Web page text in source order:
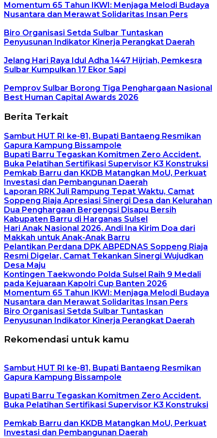
Momentum 65 Tahun IKWI: Menjaga Melodi Budaya
Nusantara dan Merawat Solidaritas Insan Pers
Biro Organisasi Setda Sulbar Tuntaskan
Penyusunan Indikator Kinerja Perangkat Daerah
Jelang Hari Raya Idul Adha 1447 Hijriah, Pemkesra
Sulbar Kumpulkan 17 Ekor Sapi
Pemprov Sulbar Borong Tiga Penghargaan Nasional
Best Human Capital Awards 2026
Berita Terkait
Sambut HUT RI ke-81, Bupati Bantaeng Resmikan
Gapura Kampung Bissampole
Bupati Barru Tegaskan Komitmen Zero Accident,
Buka Pelatihan Sertifikasi Supervisor K3 Konstruksi
Pemkab Barru dan KKDB Matangkan MoU, Perkuat
Investasi dan Pembangunan Daerah
Laporan RRK Juli Rampung Tepat Waktu, Camat
Soppeng Riaja Apresiasi Sinergi Desa dan Kelurahan
Dua Penghargaan Bergengsi Disapu Bersih
Kabupaten Barru di Harganas Sulsel
Hari Anak Nasional 2026, Andi Ina Kirim Doa dari
Makkah untuk Anak-Anak Barru
Pelantikan Perdana DPK ABPEDNAS Soppeng Riaja
Resmi Digelar, Camat Tekankan Sinergi Wujudkan
Desa Maju
Kontingen Taekwondo Polda Sulsel Raih 9 Medali
pada Kejuaraan Kapolri Cup Banten 2026
Momentum 65 Tahun IKWI: Menjaga Melodi Budaya
Nusantara dan Merawat Solidaritas Insan Pers
Biro Organisasi Setda Sulbar Tuntaskan
Penyusunan Indikator Kinerja Perangkat Daerah
Rekomendasi untuk kamu
Sambut HUT RI ke-81, Bupati Bantaeng Resmikan
Gapura Kampung Bissampole
Bupati Barru Tegaskan Komitmen Zero Accident,
Buka Pelatihan Sertifikasi Supervisor K3 Konstruksi
Pemkab Barru dan KKDB Matangkan MoU, Perkuat
Investasi dan Pembangunan Daerah